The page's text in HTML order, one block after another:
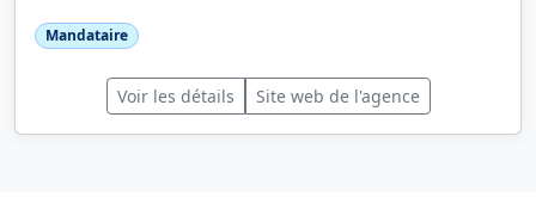
Mandataire
Voir les détails Site web de l'agence